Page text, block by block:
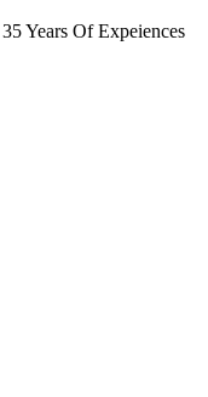
Years Of Expeiences